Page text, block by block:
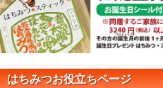
はちみつお役立ちページ